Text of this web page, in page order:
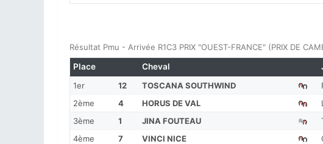
Résultat Pmu - Arrivée R1C3 PRIX "OUEST-FRANCE" (PRIX DE
1er 12 TOSCANA SOUTHWIND
2ème
4 HORUS DE VAL
3ème
1 JINA FOUTEAU
4ème
7 VINCI NICE
Place Cheval